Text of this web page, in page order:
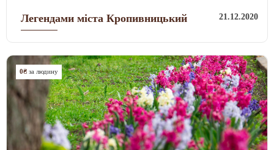
Легендами міста Кропивницький 21.12.2020
0₴ за людину